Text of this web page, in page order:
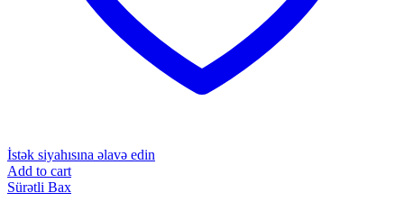
İstək siyahısına əlavə edin
Add to cart
Sürətli Bax